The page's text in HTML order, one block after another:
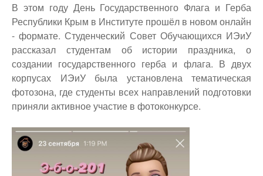
В этом году День Государственного Флага и Герба
Республики Крым в Институте прошёл в новом онлайн
- формате. Студенческий Совет Обучающихся ИЭиУ
рассказал студентам об истории праздника, о
создании государственного герба и флага. В двух
корпусах ИЭиУ была установлена тематическая
фотозона, где студенты всех направлений подготовки
приняли активное участие в фотоконкурсе.